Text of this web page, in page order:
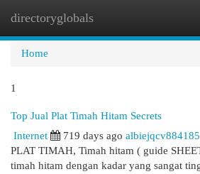
directoryglobals
Home
1
Top Jual Plat Timah Hitam Secrets
Internet
719 days ago albiejqcv884185
PLAT TIMAH, Timah hitam ( guide
timah hitam dengan kadar yang sangat